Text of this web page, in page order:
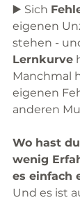
▶️ Sich
eigenen
stehen -
Lernkurve
Manchmal
eigenen
anderen
Wo hast
wenig
es einfach
Und es ist